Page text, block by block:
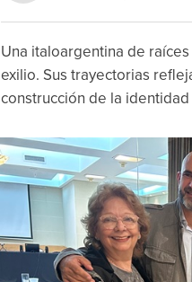
Una italoargentina de
exilio. Sus trayectorias
construcción de la